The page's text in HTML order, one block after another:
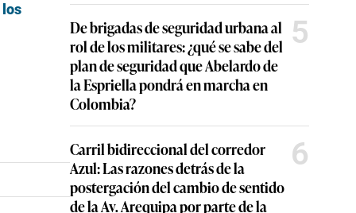
los
De brigadas de seguridad urbana al
rol de los militares: ¿qué se sabe del
plan de seguridad que Abelardo de
la Espriella pondrá en marcha en
Colombia?
5
Carril bidireccional del corredor
Azul: Las razones detrás de la
postergación del cambio de sentido
de la Av. Arequipa por parte de la
6